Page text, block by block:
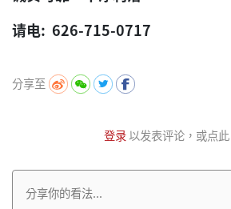
请电: 626-715-0717
分享至
登录以发表评论，或点此